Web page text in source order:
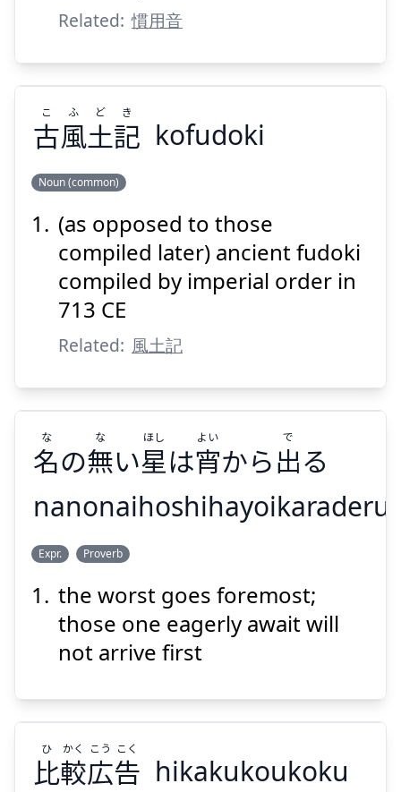
Related: 慣用音
古
風
土
記
こ
ふ
ど
き
古風土記
こ ふ ど き
kofudoki
Noun (common)
(as opposed to those
compiled later) ancient fudoki
compiled by imperial order in
713 CE
Related: 風土記
から
出
る
で
Show answer
Suspend
名の無い星は宵から出る
な な ほし よい で
nanonaihoshihayoikaraderu
Expr. Proverb
the worst goes foremost;
those one eagerly await will
not arrive first
比較広告
ひ かく こう こく
hikakukoukoku